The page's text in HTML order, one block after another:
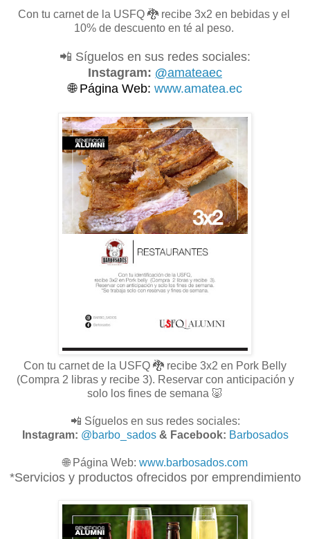
Con tu carnet de la USFQ 🐉 recibe 3x2 en bebidas y el
10% de descuento en té al peso.
📲 Síguelos en sus redes sociales:
Instagram: @amateaec
🌐 Página Web: www.amatea.ec
Con tu carnet de la USFQ 🐉 recibe 3x2 en Pork Belly
(Compra 2 libras y recibe 3). Reservar con anticipación y
solo los fines de semana 🐷
📲 Síguelos en sus redes sociales:
Instagram: @barbo_sados& Facebook: Barbosados
🌐 Página Web: www.barbosados.com
*Servicios y productos ofrecidos por emprendimiento